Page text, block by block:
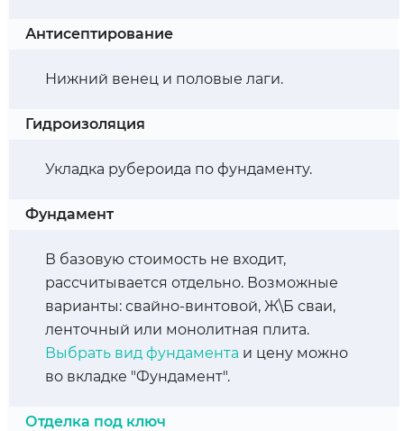
Антисептирование
Нижний венец и половые лаги.
Гидроизоляция
Укладка рубероида по фундаменту.
Фундамент
В базовую стоимость не входит,
рассчитывается отдельно. Возможные
варианты: свайно-винтовой, Ж\Б сваи,
ленточный или монолитная плита.
Выбрать вид фундамента и цену можно
во вкладке "Фундамент".
Отделка под ключ